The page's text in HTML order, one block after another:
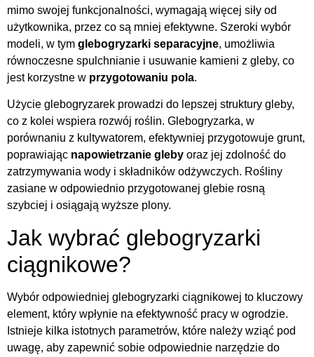
mimo swojej funkcjonalności, wymagają więcej siły od
użytkownika, przez co są mniej efektywne. Szeroki wybór
modeli, w tym glebogryzarki separacyjne, umożliwia
równoczesne spulchnianie i usuwanie kamieni z gleby, co
jest korzystne w przygotowaniu pola.
Użycie glebogryzarek prowadzi do lepszej struktury gleby,
co z kolei wspiera rozwój roślin. Glebogryzarka, w
porównaniu z kultywatorem, efektywniej przygotowuje grunt,
poprawiając napowietrzanie gleby oraz jej zdolność do
zatrzymywania wody i składników odżywczych. Rośliny
zasiane w odpowiednio przygotowanej glebie rosną
szybciej i osiągają wyższe plony.
Jak wybrać glebogryzarki
ciągnikowe?
Wybór odpowiedniej glebogryzarki ciągnikowej to kluczowy
element, który wpłynie na efektywność pracy w ogrodzie.
Istnieje kilka istotnych parametrów, które należy wziąć pod
uwagę, aby zapewnić sobie odpowiednie narzędzie do